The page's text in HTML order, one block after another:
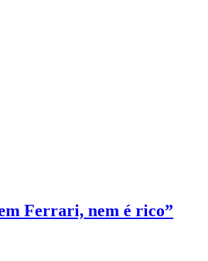
Ferrari, nem é rico”